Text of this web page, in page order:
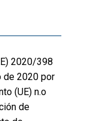
2020/398
de 2020 por
(UE) n.o
de